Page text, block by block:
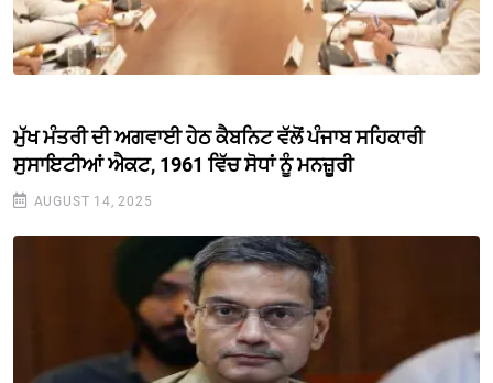
ਮੁੱਖ ਮੰਤਰੀ ਦੀ ਅਗਵਾਈ ਹੇਠ ਕੈਬਨਿਟ ਵੱਲੋਂ ਪੰਜਾਬ ਸਹਿਕਾਰੀ
ਸੁਸਾਇਟੀਆਂ ਐਕਟ, 1961 ਵਿੱਚ ਸੋਧਾਂ ਨੂੰ ਮਨਜ਼ੂਰੀ
AUGUST 14, 2025